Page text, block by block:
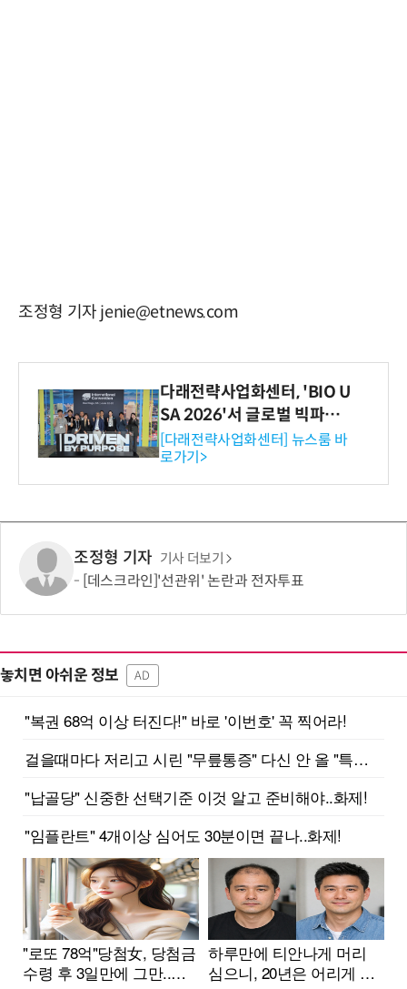
조정형 기자 jenie@etnews.com
다래전략사업화센터, 'BIO U
SA 2026'서 글로벌 빅파마
와의 비즈니스 미팅 지원…K
-바이오 해외 진출 교두보 확
보
[다래전략사업화센터] 뉴스룸 바
로가기>
조정형 기자 기사 더보기
[데스크라인]'선관위' 논란과 전자투표
놓치면 아쉬운 정보 AD